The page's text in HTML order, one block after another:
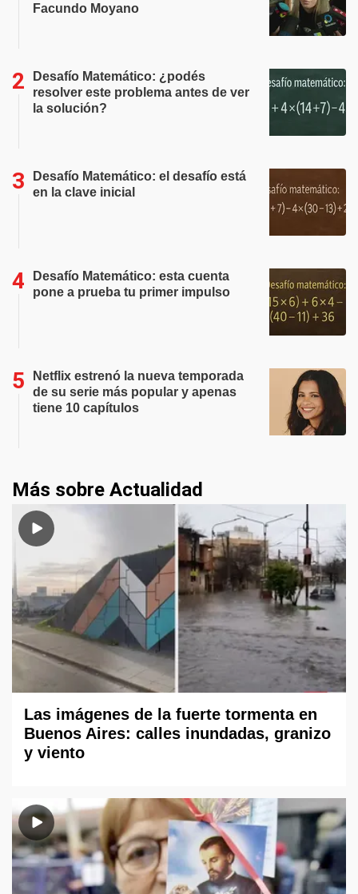
Facundo Moyano
Desafío Matemático: ¿podés
resolver este problema antes de ver
la solución?
Desafío Matemático: el desafío está
en la clave inicial
Desafío Matemático: esta cuenta
pone a prueba tu primer impulso
Netflix estrenó la nueva temporada
de su serie más popular y apenas
tiene 10 capítulos
Más sobre Actualidad
Las imágenes de la fuerte tormenta en
Buenos Aires: calles inundadas, granizo
y viento